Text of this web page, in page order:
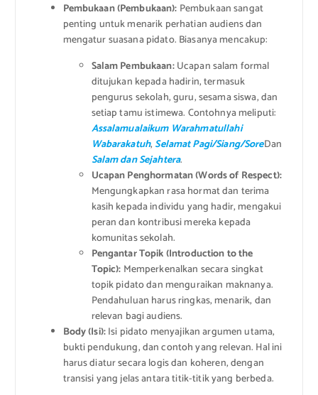
Pembukaan (Pembukaan): Pembukaan sangat
penting untuk menarik perhatian audiens dan
mengatur suasana pidato. Biasanya mencakup:
Salam Pembukaan:Ucapan salam formal
ditujukan kepada hadirin, termasuk
pengurus sekolah, guru, sesama siswa, dan
setiap tamu istimewa. Contohnya meliputi:
Assalamualaikum Warahmatullahi
Wabarakatuh, Selamat Pagi/Siang/SoreDan
Salam dan Sejahtera.
Ucapan Penghormatan (Words of Respect):
Mengungkapkan rasa hormat dan terima
kasih kepada individu yang hadir, mengakui
peran dan kontribusi mereka kepada
komunitas sekolah.
Pengantar Topik (Introduction to the
Topic): Memperkenalkan secara singkat
topik pidato dan menguraikan maknanya.
Pendahuluan harus ringkas, menarik, dan
relevan bagi audiens.
Body (Isi):Isi pidato menyajikan argumen utama,
bukti pendukung, dan contoh yang relevan. Hal ini
harus diatur secara logis dan koheren, dengan
transisi yang jelas antara titik-titik yang berbeda.